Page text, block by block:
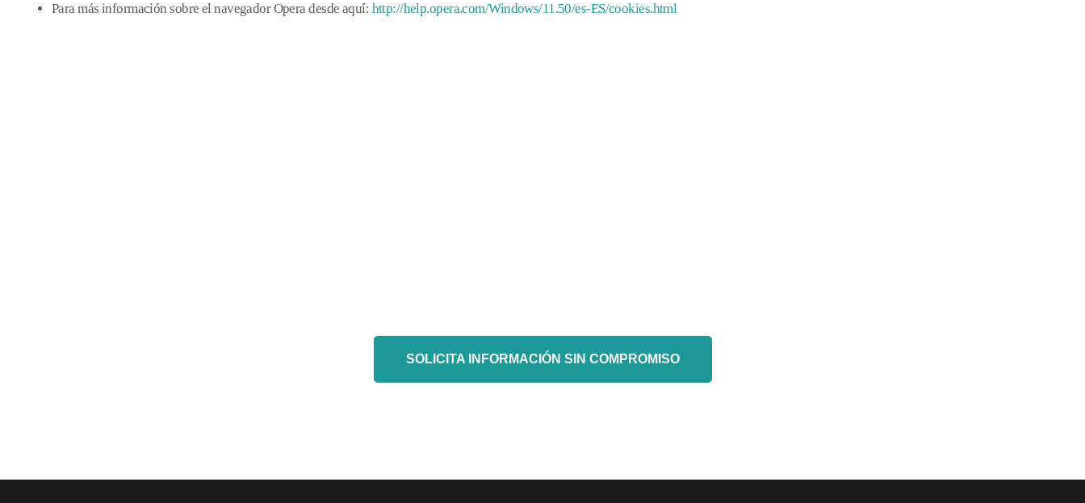
Para más información sobre el navegador Opera desde aquí: http://help.opera.com/Windows/11.50/es-ES/cookies.html
SOLICITA INFORMACIÓN SIN COMPROMISO